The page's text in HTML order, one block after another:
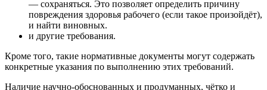
— сохраняться. Это позволяет определить причину
повреждения здоровья рабочего (если такое произойдёт),
и найти виновных.
и другие требования.
Кроме того, такие нормативные документы могут содержать
конкретные указания по выполнению этих требований.
Наличие научно-обоснованных и продуманных, чётко и